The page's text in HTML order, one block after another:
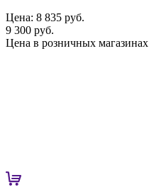
Цена: 8 835 руб.
9 300 руб.
Цена в розничных магазинах